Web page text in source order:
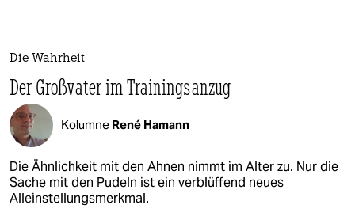
Die Wahrheit
Der Großvater im Trainingsanzug
Kolumne René Hamann
Die Ähnlichkeit mit den Ahnen nimmt im Alter zu. Nur die
Sache mit den Pudeln ist ein verblüffend neues
Alleinstellungsmerkmal.